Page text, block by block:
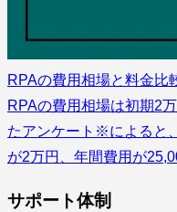
RPAの費用相場と料金比
RPAの費用相場は初期2
たアンケート※によると
が2万円、年間費用が
サポート体制